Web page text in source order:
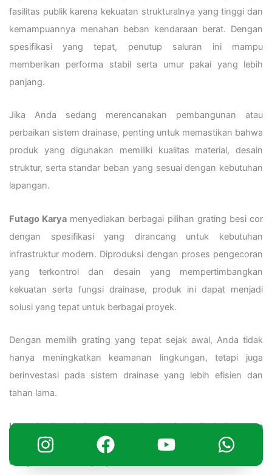
fasilitas publik karena kekuatan strukturalnya yang tinggi dan
kemampuannya menahan beban kendaraan berat. Dengan
spesifikasi yang tepat, penutup saluran ini mampu
memberikan performa stabil serta umur pakai yang lebih
panjang.
Jika Anda sedang merencanakan pembangunan atau
perbaikan sistem drainase, penting untuk memastikan bahwa
produk yang digunakan memiliki kualitas material, desain
struktur, serta standar beban yang sesuai dengan kebutuhan
lapangan.
Futago Karya menyediakan berbagai pilihan grating besi cor
dengan spesifikasi yang dirancang untuk kebutuhan
infrastruktur modern. Diproduksi dengan proses pengecoran
yang terkontrol dan desain yang mempertimbangkan
kekuatan serta fungsi drainase, produk ini dapat menjadi
solusi yang tepat untuk berbagai proyek.
Dengan memilih grating yang tepat sejak awal, Anda tidak
hanya meningkatkan keamanan lingkungan, tetapi juga
berinvestasi pada sistem drainase yang lebih efisien dan
tahan lama.
Konsultasikan kebutuhan grating besi cor Anda bersama
Futago Karya untuk mendapatkan solusi yang paling sesuai
dengan kebutuhan proyek.